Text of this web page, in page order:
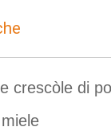
crescòle di